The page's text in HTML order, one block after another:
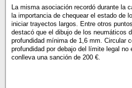
La misma asociación recordó durante la
la importancia de chequear el estado de
iniciar trayectos largos. Entre otros
destacó que el dibujo de los neumáticos
profundidad mínima de 1,6 mm. Circular
profundidad por debajo del límite legal no
conlleva una sanción de 200 €.